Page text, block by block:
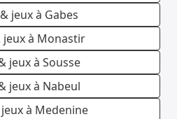
jeux à Gabes
jeux à Monastir
jeux à Sousse
jeux à Nabeul
à Medenine